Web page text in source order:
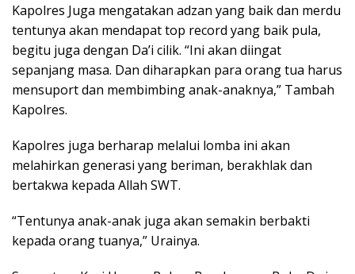
Kapolres Juga mengatakan adzan yang baik dan merdu
tentunya akan mendapat top record yang baik pula,
begitu juga dengan Da’i cilik. “Ini akan diingat
sepanjang masa. Dan diharapkan para orang tua harus
mensuport dan membimbing anak-anaknya,” Tambah
Kapolres.
Kapolres juga berharap melalui lomba ini akan
melahirkan generasi yang beriman, berakhlak dan
bertakwa kepada Allah SWT.
“Tentunya anak-anak juga akan semakin berbakti
kepada orang tuanya,” Urainya.